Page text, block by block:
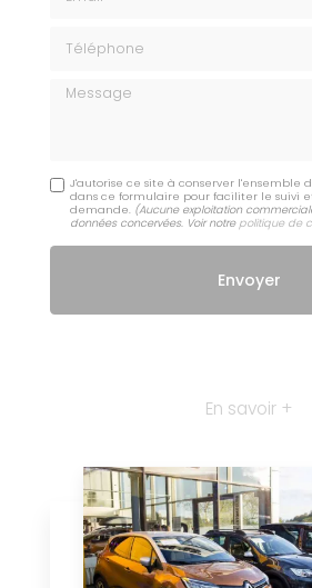
Message
J'autorise ce site à conserver l'ensemble
dans ce formulaire pour faciliter le suivi
demande. (Aucune exploitation
données concervées. Voir notre politique de
En savoir +